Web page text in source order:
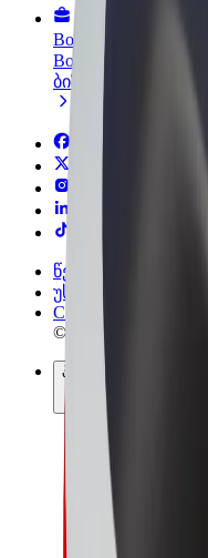
Bolt ბიზნესისთვის
Bolt-ის
ბიზნესისთვის
წესები და
უსაფრთხოება
Cookies
© 2026 Bolt
პროდუქტები
მგზავრობები
სკუტერები
Bolt Market
Bolt Food